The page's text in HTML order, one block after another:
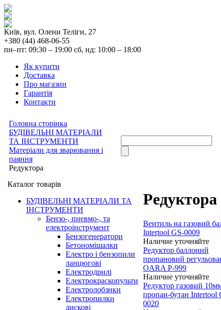
Київ, вул. Олени Теліги, 27
+380 (44) 468-06-55
пн–пт: 09:30 – 19:00 сб, нд: 10:00 – 18:00
Як купити
Доставка
Про магазин
Гарантія
Контакти
Головна сторінка
БУДІВЕЛЬНІ МАТЕРІАЛИ
ТА ІНСТРУМЕНТИ
Матеріали для зварювання і
паяння
Редуктора
Каталог товарів
БУДІВЕЛЬНІ МАТЕРІАЛИ ТА
ІНСТРУМЕНТИ
Бензо-, пневмо-, та
електроінструмент
Бензогенератори
Бетономішалки
Електро і бензопили
ланцюгові
Електродрилі
Електрокраскопульти
Електролобзики
Електропилки
дискові
Редуктора
Вентиль на газовий
Intertool GS-0009
Наличие уточняйте
Редуктор баллоний
пропановий
OARA P-999
Наличие уточняйте
Редуктор газовий
пропан-бутан Intertool
0020